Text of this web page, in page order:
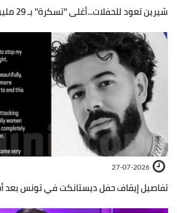
شيرين تعود للحفلات...أغلى ''تسكرة'' بـ 29 مليون!
27-07-2026
تفاصيل إيقاف حفل ديستانكت في تونس بعد